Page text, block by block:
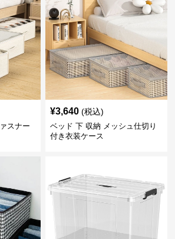
スナー
¥3,640 (税込)
ベッド 下 収納 メッシュ仕切り
付き衣装ケース